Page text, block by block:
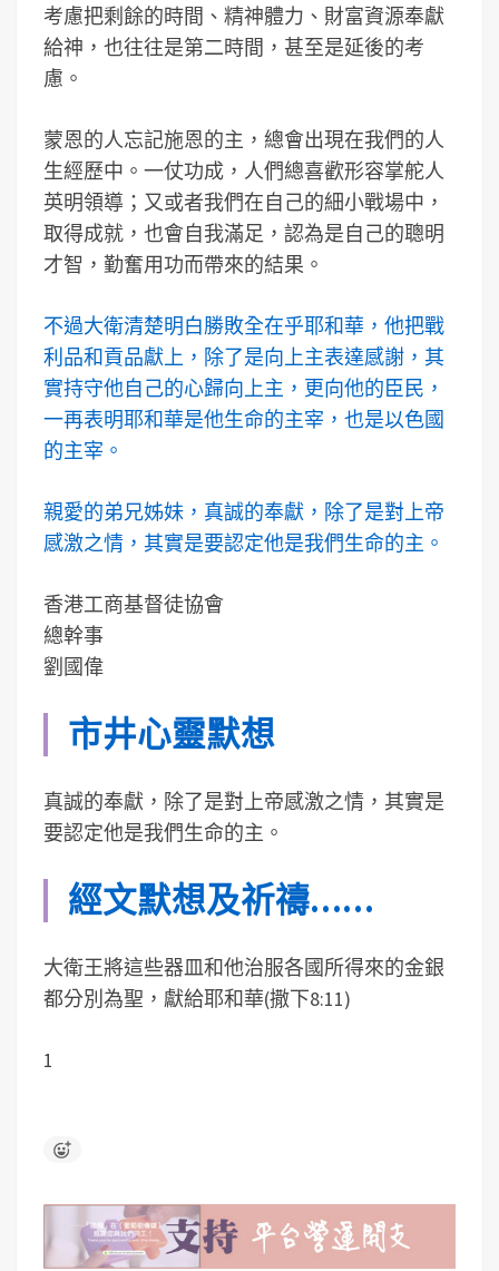
考慮把剩餘的時間、精神體力、財富資源奉獻
給神，也往往是第二時間，甚至是延後的考
慮。
蒙恩的人忘記施恩的主，總會出現在我們的人
生經歷中。一仗功成，人們總喜歡形容掌舵人
英明領導；又或者我們在自己的細小戰場中，
取得成就，也會自我滿足，認為是自己的聰明
才智，勤奮用功而帶來的結果。
不過大衛清楚明白勝敗全在乎耶和華，他把戰
利品和貢品獻上，除了是向上主表達感謝，其
實持守他自己的心歸向上主，更向他的臣民，
一再表明耶和華是他生命的主宰，也是以色國
的主宰。
親愛的弟兄姊妹，真誠的奉獻，除了是對上帝
感激之情，其實是要認定他是我們生命的主。
香港工商基督徒協會
總幹事
劉國偉
市井心靈默想
真誠的奉獻，除了是對上帝感激之情，其實是
要認定他是我們生命的主。
經文默想及祈禱……
大衛王將這些器皿和他治服各國所得來的金銀
都分別為聖，獻給耶和華(撒下8:11)
1